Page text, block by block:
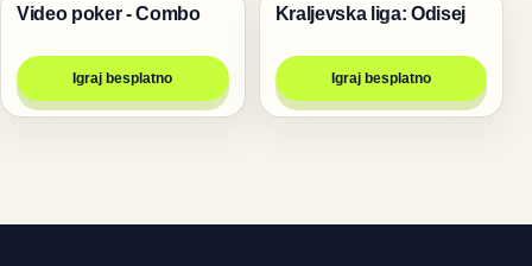
Igre
Video poker - Combo
Igraj besplatno
Igre
Kraljevska liga: Odisej
Igraj besplatno